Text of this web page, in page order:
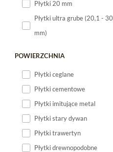
Płytki małe
Płytki 20 mm
Płytki ultra grube (20,1 - 30
mm)
POWIERZCHNIA
Płytki ceglane
Płytki cementowe
Płytki imitujące metal
Płytki stary dywan
Płytki trawertyn
Płytki drewnopodobne